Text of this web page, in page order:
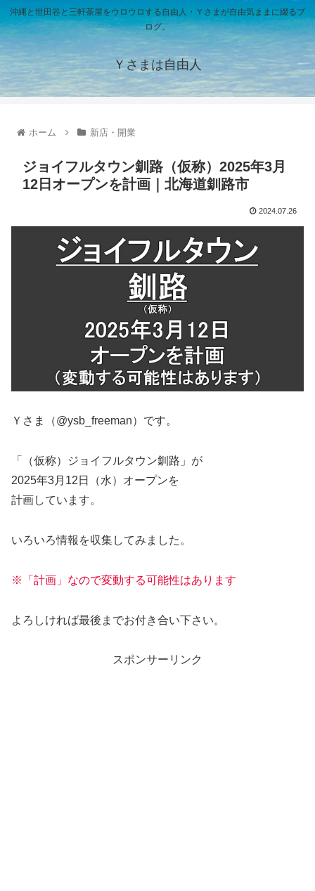
沖縄と世田谷と三軒茶屋をウロウロする自由人・Ｙさまが自由気ままに綴るブ
ログ。
Ｙさまは自由人
ホーム 新店・開業
ジョイフルタウン釧路（仮称）2025年3月
12日オープンを計画｜北海道釧路市
2024.07.26
Ｙさま（@ysb_freeman）です。
「（仮称）ジョイフルタウン釧路」が
2025年3月12日（水）オープンを
計画しています。
いろいろ情報を収集してみました。
※「計画」なので変動する可能性はあります
よろしければ最後までお付き合い下さい。
スポンサーリンク